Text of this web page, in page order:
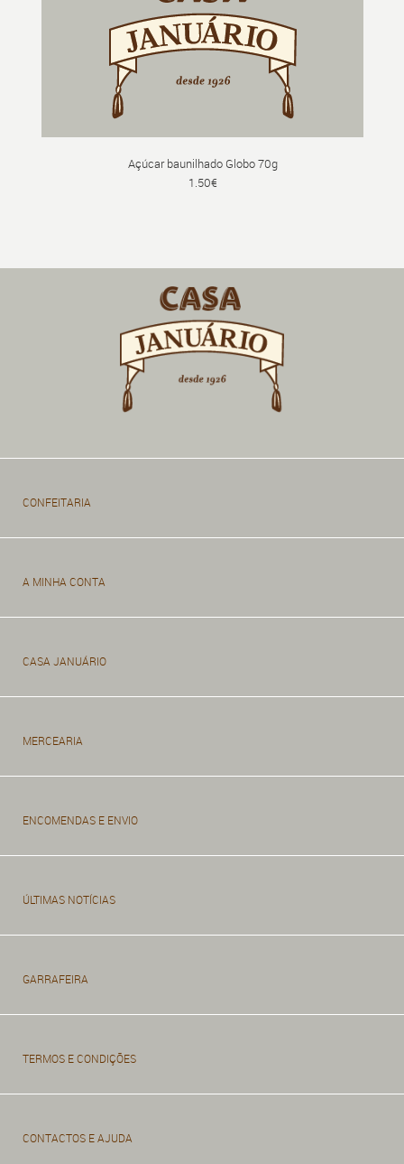
Açúcar baunilhado Globo 70g
1.50€
CONFEITARIA
A MINHA CONTA
CASA JANUÁRIO
MERCEARIA
ENCOMENDAS E ENVIO
ÚLTIMAS NOTÍCIAS
GARRAFEIRA
TERMOS E CONDIÇÕES
CONTACTOS E AJUDA